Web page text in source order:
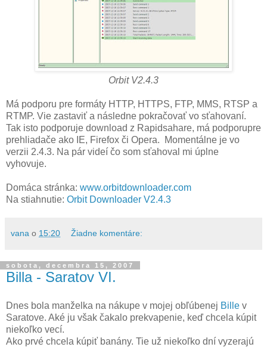
Orbit V2.4.3
Má podporu pre formáty HTTP, HTTPS, FTP, MMS, RTSP a
RTMP. Vie zastaviť a následne pokračovať vo sťahovaní.
Tak isto podporuje download z Rapidsahare, má podporupre
prehliadače ako IE, Firefox či Opera. Momentálne je vo
verzii 2.4.3. Na pár videí čo som sťahoval mi úplne
vyhovuje.
Domáca stránka: www.orbitdownloader.com
Na stiahnutie: Orbit Downloader V2.4.3
vana o 15:20 Žiadne komentáre:
sobota, decembra 15, 2007
Billa - Saratov VI.
Dnes bola manželka na nákupe v mojej obľúbenej Bille v
Saratove. Aké ju však čakalo prekvapenie, keď chcela kúpit
niekoľko vecí.
Ako prvé chcela kúpiť banány. Tie už niekoľko dní vyzerajú